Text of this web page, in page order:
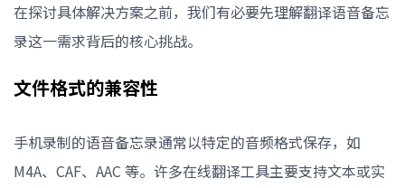
使用这种方法，翻译长音频（如1小时的会议记录）是
否现实？
在翻译过程中，如何提高专业术语的翻译准确度？
在探讨具体解决方案之前，我们有必要先理解翻译语音备忘
录这一需求背后的核心挑战。
文件格式的兼容性
手机录制的语音备忘录通常以特定的音频格式保存，如
M4A、CAF、AAC 等。许多在线翻译工具主要支持文本或实